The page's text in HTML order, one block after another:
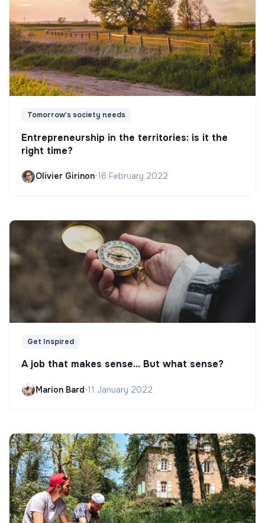
Tomorrow's society needs
Entrepreneurship in the territories: is it the
right time?
Olivier Girinon•16 February 2022
Get Inspired
A job that makes sense... But what sense?
Marion Bard•11 January 2022